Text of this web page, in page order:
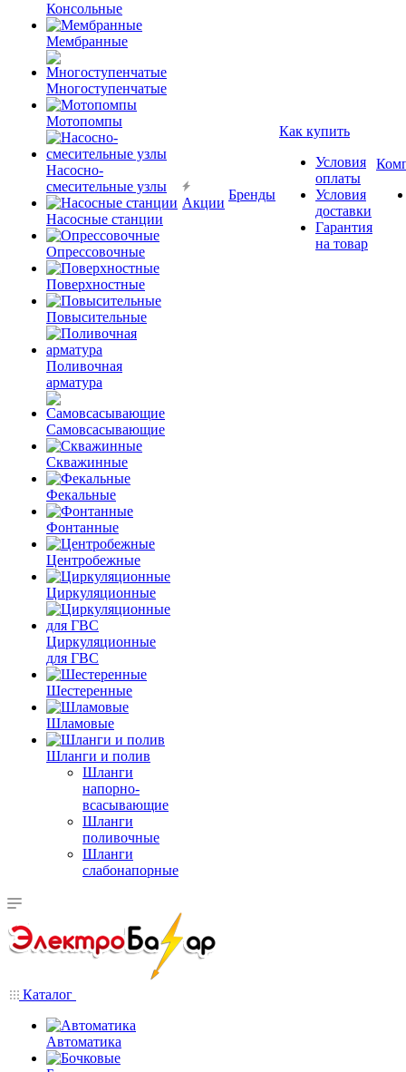
Консольные
Мембранные
Многоступенчатые
Мотопомпы
Насосно-
смесительные узлы
Насосные станции
Опрессовочные
Поверхностные
Повысительные
Поливочная
арматура
Самовсасывающие
Скважинные
Фекальные
Фонтанные
Центробежные
Циркуляционные
Циркуляционные
для ГВС
Шестеренные
Шламовые
Шланги и полив
Шланги
напорно-
всасывающие
Шланги
поливочные
Шланги
слабонапорные
Акции
Бренды
Как купить
Условия
оплаты
Условия
доставки
Гарантия
на товар
Каталог
Автоматика